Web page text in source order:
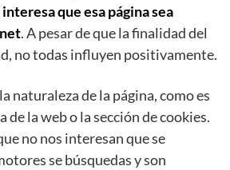
que esa página sea
. A pesar de que la finalidad del
no todas influyen positivamente.
naturaleza de la página, como es
de la web o la sección de cookies.
no nos interesan que se
se búsquedas y son